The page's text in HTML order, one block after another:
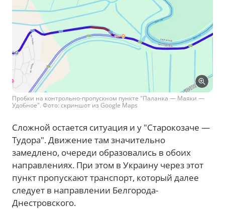
Пробки на контрольно-пропускном пункте "Паланка — Маяки —
Удобное". Фото: скриншот из Google Maps
Сложной остается ситуация и у "Старокозаче —
Тудора". Движение там значительно
замедлено, очереди образовались в обоих
направлениях. При этом в Украину через этот
пункт пропускают транспорт, который далее
следует в направлении Белгорода-
Днестровского.